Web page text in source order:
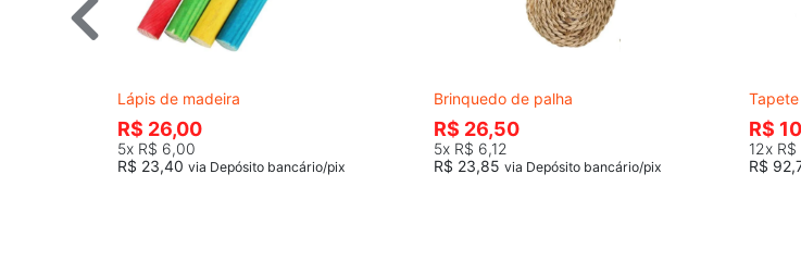
Lápis de madeira
R$ 26,00
5x R$ 6,00
R$ 23,40 via Depósito bancário/pix
Brinquedo de palha
R$ 26,50
5x R$ 6,12
R$ 23,85 via Depósito bancário/pix
R$
12x R$
R$